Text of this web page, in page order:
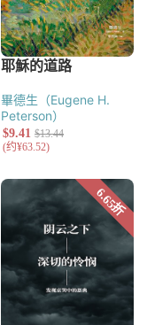
畢德生（Eugene H.
Peterson）